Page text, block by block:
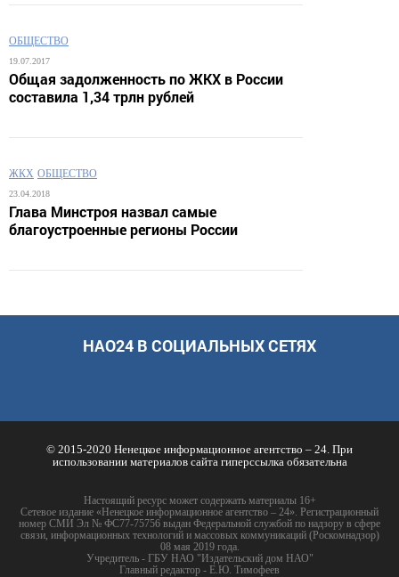
ОБЩЕСТВО
19.07.2017
Общая задолженность по ЖКХ в России
составила 1,34 трлн рублей
ЖКХ ОБЩЕСТВО
23.04.2018
Глава Минстроя назвал самые
благоустроенные регионы России‍
НАО24 В СОЦИАЛЬНЫХ СЕТЯХ
© 2015-2020 Ненецкое информационное агентство – 24. При
использовании материалов сайта гиперссылка обязательна
Настоящий ресурс может содержать материалы 16+
Сетевое издание «Ненецкое информационное агентство – 24». Регистрационный
номер СМИ Эл № ФС77-75756 выдан Федеральной службой по надзору в сфере
связи, информационных технологий и массовых коммуникаций (Роскомнадзор)
08 мая 2019 года.
Учредитель - ГБУ НАО "Издательский дом НАО"
Главный редактор - Е.Ю. Тимофеев